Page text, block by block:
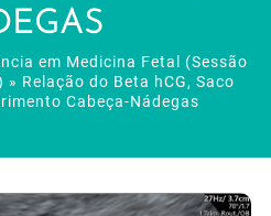
em Medicina Fetal (Sessão
» Relação do Beta hCG, Saco
Cabeça-Nádegas